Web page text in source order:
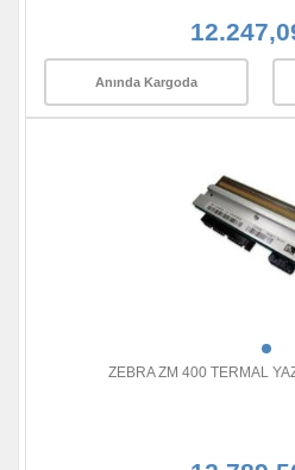
Anında Kargoda
ZEBRA ZM 400 TERMAL